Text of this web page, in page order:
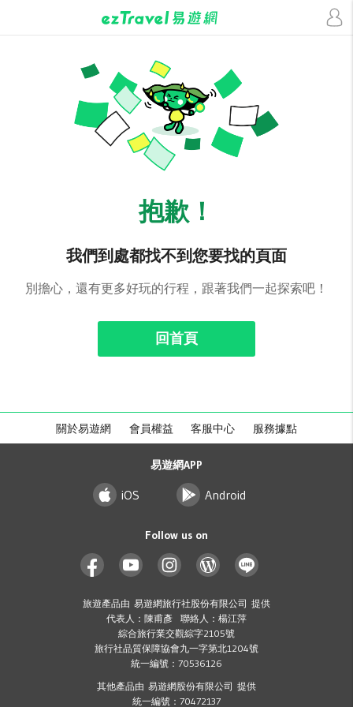
抱歉！
我們到處都找不到您要找的頁面
別擔心，還有更多好玩的行程，跟著我們一起探索吧！
回首頁
關於易遊網 會員權益 客服中心 服務據點
易遊網APP
iOS Android
Follow us on
旅遊產品由 易遊網旅行社股份有限公司 提供
代表人：陳甫彥 聯絡人：楊江萍
綜合旅行業交觀綜字2105號
旅行社品質保障協會九一字第北1204號
統一編號：70536126
其他產品由 易遊網股份有限公司 提供
統一編號：70472137